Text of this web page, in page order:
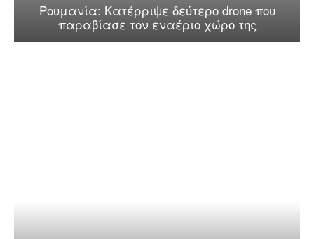
Ρουμανία: Κατέρριψε δεύτερο drone που
παραβίασε τον εναέριο χώρο της